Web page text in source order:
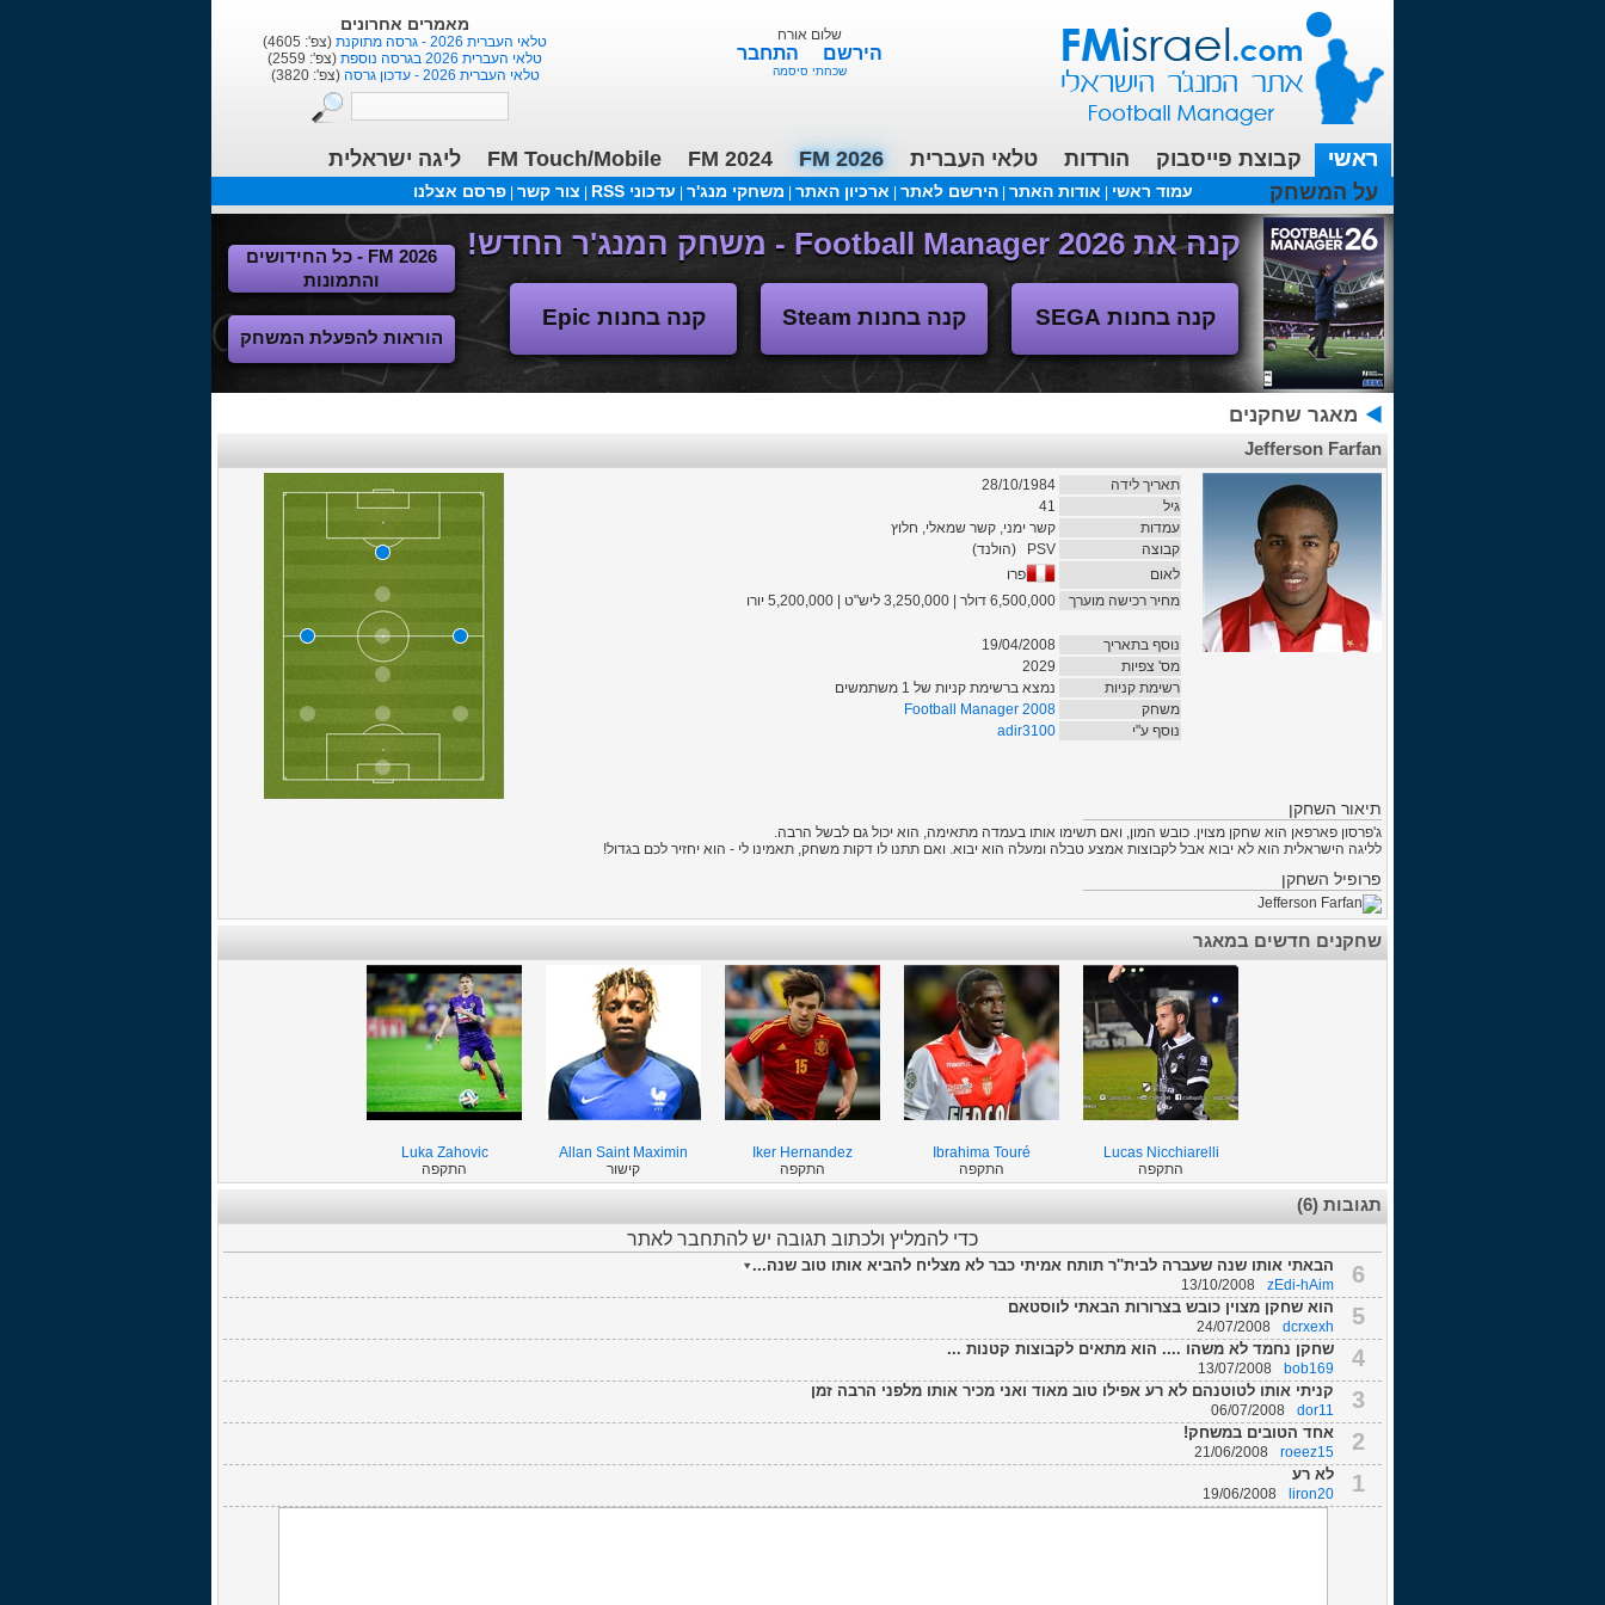
מאמרים אחרונים
טלאי העברית 2026 - גרסה מתוקנת
(צפ': 4605)
טלאי העברית 2026 בגרסה נוספת
(צפ': 2559)
טלאי העברית 2026 - עדכון גרסה
(צפ': 3820)
שלום אורח
הירשם התחבר
שכחתי סיסמה
ראשי קבוצת פייסבוק הורדות טלאי העברית FM 2026
FM 2024
FM Touch/Mobile
ליגה ישראלית
על המשחק
עמוד ראשי אודות האתר |הירשם לאתר ארכיון האתר משחקי מנג'ר עדכוני RSS צור קשר פרסם אצלנו
עכשיו בפורומים:מנג'ר 2010 - טבלת הליגה
קנה את Football Manager 2026 - משחק המנג'ר החדש!
קנה בחנות SEGA קנה בחנות Steam קנה בחנות Epic
FM 2026 - כל החידושים
והתמונות
הוראות להפעלת המשחק
מאגר שחקנים
Jefferson Farfan
תאריך לידה
28/10/1984
גיל
41
עמדות
קשר ימני, קשר שמאלי, חלוץ
קבוצה
PSV
(הולנד)
לאום
פרו
מחיר רכישה מוערך
6,500,000 דולר | 3,250,000 ליש"ט | 5,200,000 יורו
נוסף בתאריך
19/04/2008
מס' צפיות
2029
רשימת קניות
נמצא ברשימת קניות של 1 משתמשים
משחק
Football Manager 2008
נוסף ע"י
adir3100
תיאור השחקן
ג'פרסון פארפאן הוא שחקן מצוין. כובש המון, ואם תשימו אותו בעמדה מתאימה, הוא יכול גם לבשל הרבה.
לליגה הישראלית הוא לא יבוא אבל לקבוצות אמצע טבלה ומעלה הוא יבוא. ואם תתנו לו דקות משחק, תאמינו לי - הוא יחזיר לכם בגדול!
פרופיל השחקן
שחקנים חדשים במאגר
Lucas Nicchiarelli
התקפה
Ibrahima Touré
התקפה
Iker Hernandez
התקפה
Allan Saint Maximin
קישור
Luka Zahovic
התקפה
תגובות (6)
כדי להמליץ ולכתוב תגובה יש להתחבר לאתר
6 הבאתי אותו שנה שעברה לבית''ר תותח אמיתי כבר לא מצליח להביא אותו טוב שנה...
zEdi-hAim
13/10/2008
5 הוא שחקן מצוין כובש בצרורות הבאתי לווסטאם
dcrxexh
24/07/2008
4 שחקן נחמד לא משהו .... הוא מתאים לקבוצות קטנות ...
bob169
13/07/2008
3 קניתי אותו לטוטנהם לא רע אפילו טוב מאוד ואני מכיר אותו מלפני הרבה זמן
dor11
06/07/2008
2 אחד הטובים במשחק!
roeez15
21/06/2008
1 לא רע
liron20
19/06/2008